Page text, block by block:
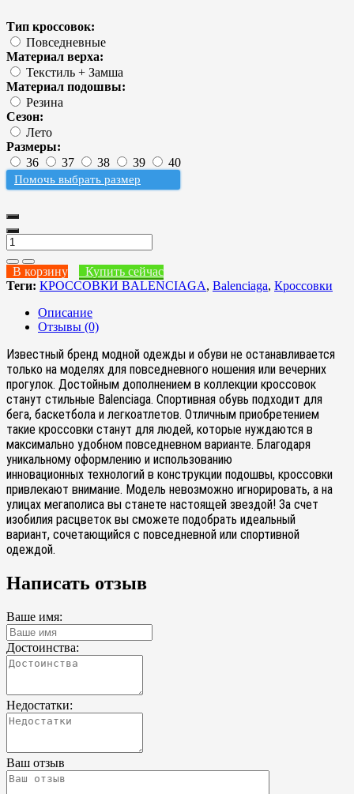
Тип кроссовок:
Повседневные
Материал верха:
Текстиль + Замша
Материал подошвы:
Резина
Сезон:
Лето
Размеры:
36
37 38 39 40
Помочь выбрать размер
В корзину
Купить сейчас
Теги: КРОССОВКИ BALENCIAGA, Balenciaga, Кроссовки
Описание
Отзывы (0)
Известный бренд модной одежды и обуви не останавливается
только на моделях для повседневного ношения или вечерних
прогулок. Достойным дополнением в коллекции кроссовок
станут стильные Balenciaga. Спортивная обувь подходит для
бега, баскетбола и легкоатлетов. Отличным приобретением
такие кроссовки станут для людей, которые нуждаются в
максимально удобном повседневном варианте. Благодаря
уникальному оформлению и использованию
инновационных технологий в конструкции подошвы, кроссовки
привлекают внимание. Модель невозможно игнорировать, а на
улицах мегаполиса вы станете настоящей звездой! За счет
изобилия расцветок вы сможете подобрать идеальный
вариант, сочетающийся с повседневной или спортивной
одеждой.
Написать отзыв
Ваше имя:
Достоинства:
Недостатки:
Ваш отзыв